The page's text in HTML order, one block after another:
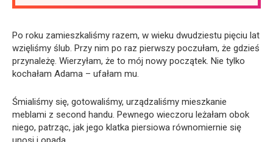
Po roku zamieszkaliśmy razem, w wieku dwudziestu pięciu lat
wzięliśmy ślub. Przy nim po raz pierwszy poczułam, że gdzieś
przynależę. Wierzyłam, że to mój nowy początek. Nie tylko
kochałam Adama – ufałam mu.
Śmialiśmy się, gotowaliśmy, urządzaliśmy mieszkanie
meblami z second handu. Pewnego wieczoru leżałam obok
niego, patrząc, jak jego klatka piersiowa równomiernie się